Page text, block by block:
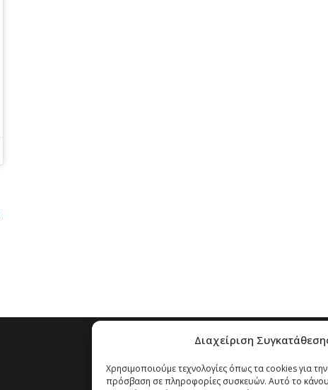
Διαχείριση
Χρησιμοποιούμε τεχνολογίες όπως τα cookies για
πρόσβαση σε πληροφορίες συσκευών. Αυτό το